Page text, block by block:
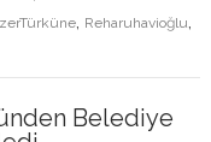
, Reharuhavioğlu,
Belediye